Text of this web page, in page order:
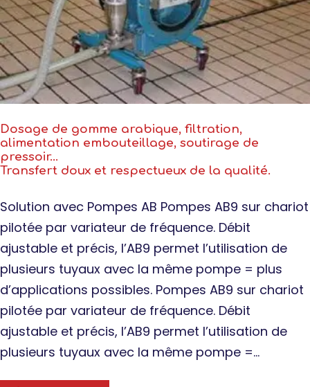
Dosage de gomme arabique, filtration,
alimentation embouteillage, soutirage de
pressoir…
Transfert doux et respectueux de la qualité.
Solution avec Pompes AB Pompes AB9 sur chariot
pilotée par variateur de fréquence. Débit
ajustable et précis, l’AB9 permet l’utilisation de
plusieurs tuyaux avec la même pompe = plus
d’applications possibles. Pompes AB9 sur chariot
pilotée par variateur de fréquence. Débit
ajustable et précis, l’AB9 permet l’utilisation de
plusieurs tuyaux avec la même pompe =…